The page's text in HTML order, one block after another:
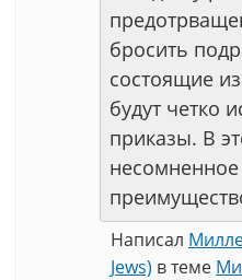
бросить
состоящие
будут четко
приказы. В
несомненное
Написал
Jews) в теме